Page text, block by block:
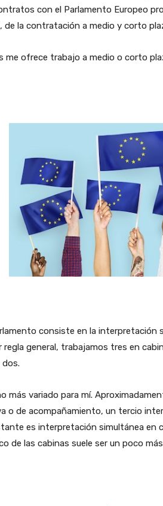
con el Parlamento Europeo
la contratación a medio y corto
me ofrece trabajo a medio o corto
consiste en la interpretación
general, trabajamos tres en
más variado para mí.
o de acompañamiento, un tercio
es interpretación simultánea en
de las cabinas suele ser un poco